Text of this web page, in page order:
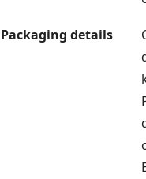
Packaging details